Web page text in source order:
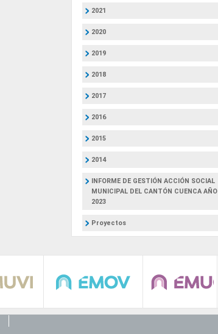
2021
2020
2019
2018
2017
2016
2015
2014
INFORME DE GESTIÓN ACCIÓN SOCIAL
MUNICIPAL DEL CANTÓN CUENCA AÑO
2023
Proyectos